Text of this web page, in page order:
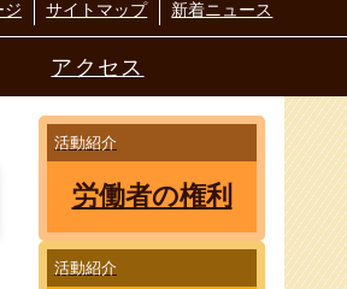
ジ サイトマップ 新着ニュース
アクセス
活動紹介
労働者の権利
活動紹介